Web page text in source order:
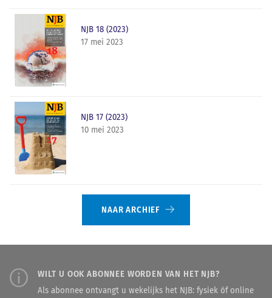
NJB 18 (2023)
17 mei 2023
NJB 17 (2023)
10 mei 2023
NAAR ARCHIEF
WILT U OOK ABONNEE WORDEN VAN HET NJB?
Als abonnee ontvangt u wekelijks het NJB: fysiek óf online